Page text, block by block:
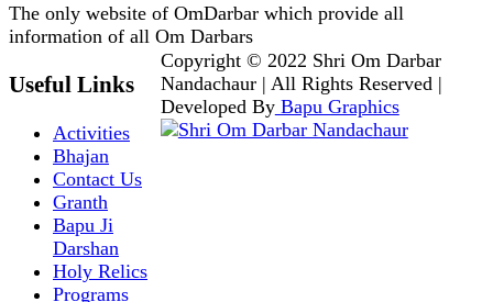
The only website of OmDarbar which provide all
information of all Om Darbars
Useful Links
Activities
Bhajan
Contact Us
Granth
Bapu Ji
Darshan
Holy Relics
Programs
Copyright © 2022 Shri Om Darbar
Nandachaur | All Rights Reserved |
Developed ByBapu Graphics